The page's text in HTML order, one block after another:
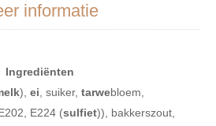
informatie
Ingrediënten
), ei, suiker, tarwebloem,
E224 (sulfiet)), bakkerszout,